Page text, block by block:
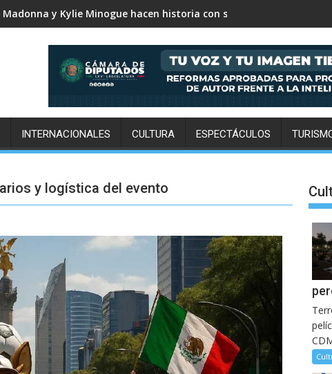
Karol G revela el tracklist de No me arrepiento de sentir tanto:
INTERNACIONALES CULTURA ESPECTÁCULOS
y logística del evento